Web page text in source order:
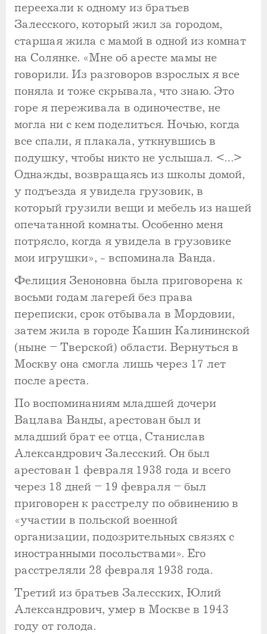
переехали к одному из братьев
Залесского, который жил за городом,
старшая жила с мамой в одной из комнат
на Солянке. «Мне об аресте мамы не
говорили. Из разговоров взрослых я все
поняла и тоже скрывала, что знаю. Это
горе я переживала в одиночестве, не
могла ни с кем поделиться. Ночью, когда
все спали, я плакала, уткнувшись в
подушку, чтобы никто не услышал. <…>
Однажды, возвращаясь из школы домой,
у подъезда я увидела грузовик, в
который грузили вещи и мебель из нашей
опечатанной комнаты. Особенно меня
потрясло, когда я увидела в грузовике
мои игрушки», - вспоминала Ванда.
Фелиция Зеноновна была приговорена к
восьми годам лагерей без права
переписки, срок отбывала в Мордовии,
затем жила в городе Кашин Калининской
(ныне – Тверской) области. Вернуться в
Москву она смогла лишь через 17 лет
после ареста.
По воспоминаниям младшей дочери
Вацлава Ванды, арестован был и
младший брат ее отца, Станислав
Александрович Залесский. Он был
арестован 1 февраля 1938 года и всего
через 18 дней – 19 февраля – был
приговорен к расстрелу по обвинению в
«участии в польской военной
организации, подозрительных связях с
иностранными посольствами». Его
расстреляли 28 февраля 1938 года.
Третий из братьев Залесских, Юлий
Александрович, умер в Москве в 1943
году от голода.